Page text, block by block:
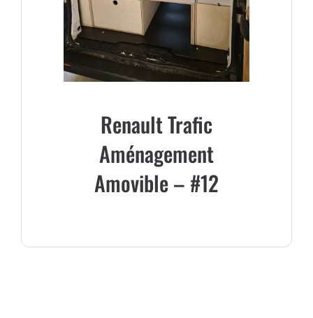
Renault Trafic
Aménagement
Amovible – #12